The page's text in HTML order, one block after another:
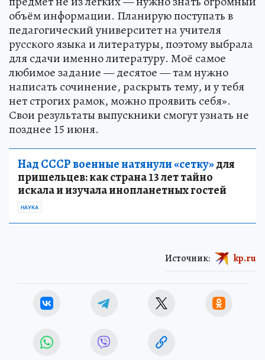
объём информации. Планирую поступать в
педагогический университет на учителя
русского языка и литературы, поэтому выбрала
для сдачи именно литературу. Моё самое
любимое задание — десятое — там нужно
написать сочинение, раскрыть тему, и у тебя
нет строгих рамок, можно проявить себя».
Свои результаты выпускники смогут узнать не
позднее 15 июня.
Над СССР военные натянули «сетку»для
пришельцев: как страна 13 лет тайно
искала и изучала инопланетных гостей
НАУКА
Источник: kp.ru